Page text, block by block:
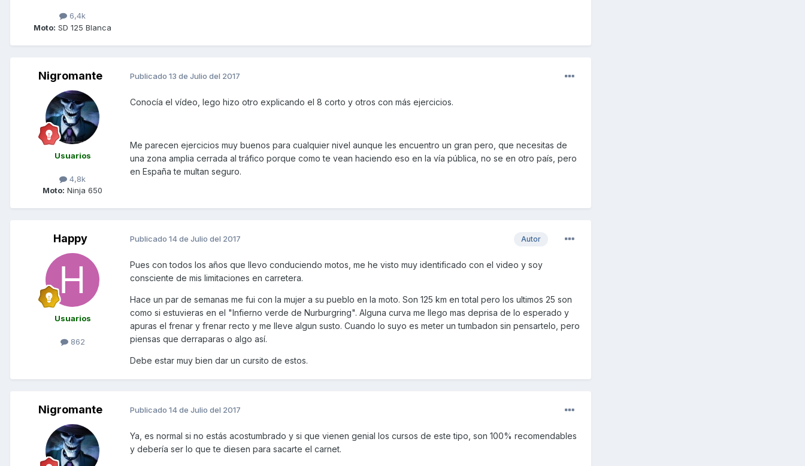
6,4k
Moto: SD 125 Blanca
Nigromante
Usuarios
4,8k
Moto: Ninja 650
Publicado 13 de Julio del 2017
Conocía el vídeo, lego hizo otro explicando el 8 corto y otros con más ejercicios.
Me parecen ejercicios muy buenos para cualquier nivel aunque les encuentro un gran pero, que necesitas de
una zona amplia cerrada al tráfico porque como te vean haciendo eso en la vía pública, no se en otro país, pero
en España te multan seguro.
Happy
Usuarios
862
Autor
Publicado 14 de Julio del 2017
Pues con todos los años que llevo conduciendo motos, me he visto muy identificado con el video y soy
consciente de mis limitaciones en carretera.
Hace un par de semanas me fui con la mujer a su pueblo en la moto. Son 125 km en total pero los ultimos 25 son
como si estuvieras en el "Infierno verde de Nurburgring". Alguna curva me llego mas deprisa de lo esperado y
apuras el frenar y frenar recto y me lleve algun susto. Cuando lo suyo es meter un tumbadon sin pensartelo, pero
piensas que derraparas o algo así.
Debe estar muy bien dar un cursito de estos.
Nigromante Publicado 14 de Julio del 2017
Ya, es normal si no estás acostumbrado y si que vienen genial los cursos de este tipo, son 100% recomendables
y debería ser lo que te diesen para sacarte el carnet.